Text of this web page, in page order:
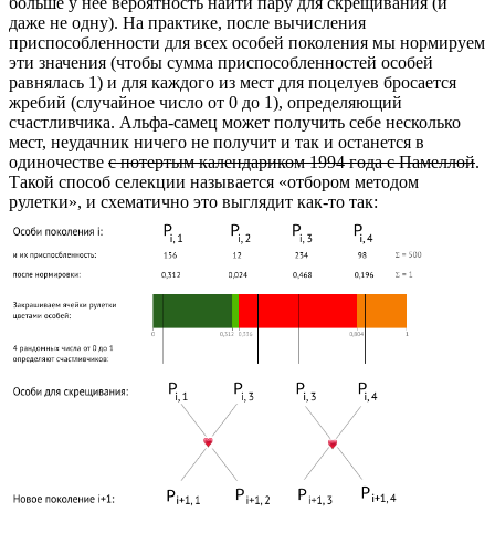
даже не одну). На практике, после вычисления
приспособленности для всех особей поколения мы нормируем
эти значения (чтобы сумма приспособленностей особей
равнялась 1) и для каждого из мест для поцелуев бросается
жребий (случайное число от 0 до 1), определяющий
счастливчика. Альфа-самец может получить себе несколько
мест, неудачник ничего не получит и так и останется в
одиночестве с потертым календариком 1994 года с Памеллой.
Такой способ селекции называется «отбором методом
рулетки», и схематично это выглядит как-то так: